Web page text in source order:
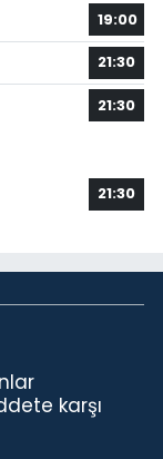
19:00
21:30
21:30
21:30
karşı